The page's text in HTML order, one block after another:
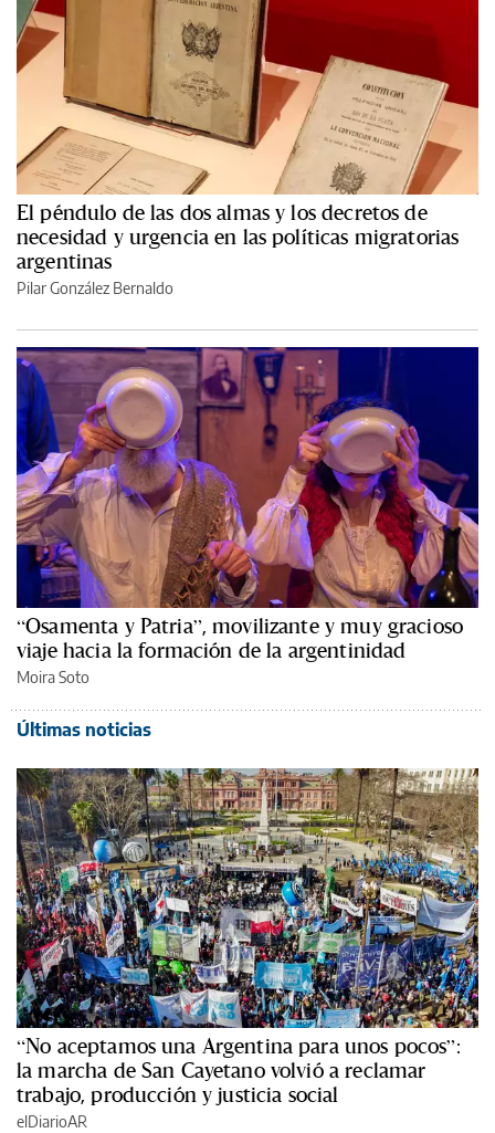
El péndulo de las dos almas y los decretos de
necesidad y urgencia en las políticas migratorias
argentinas
Pilar González Bernaldo
“Osamenta y Patria”, movilizante y muy gracioso
viaje hacia la formación de la argentinidad
Moira Soto
Últimas noticias
“No aceptamos una Argentina para unos pocos”:
la marcha de San Cayetano volvió a reclamar
trabajo, producción y justicia social
elDiarioAR